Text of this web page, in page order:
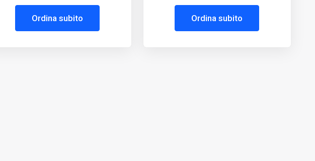
Ordina subito Ordina subito